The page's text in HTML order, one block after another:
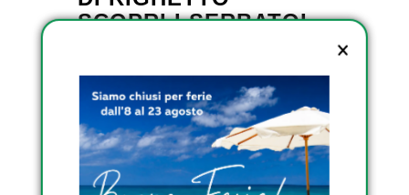
SCOPRI I SERBATOI
INTERRATI DI RIGHETTO
SCOPRI I SERBATOI
TRASPORTABILI
OMOLOGATI DI
RIGHETTO